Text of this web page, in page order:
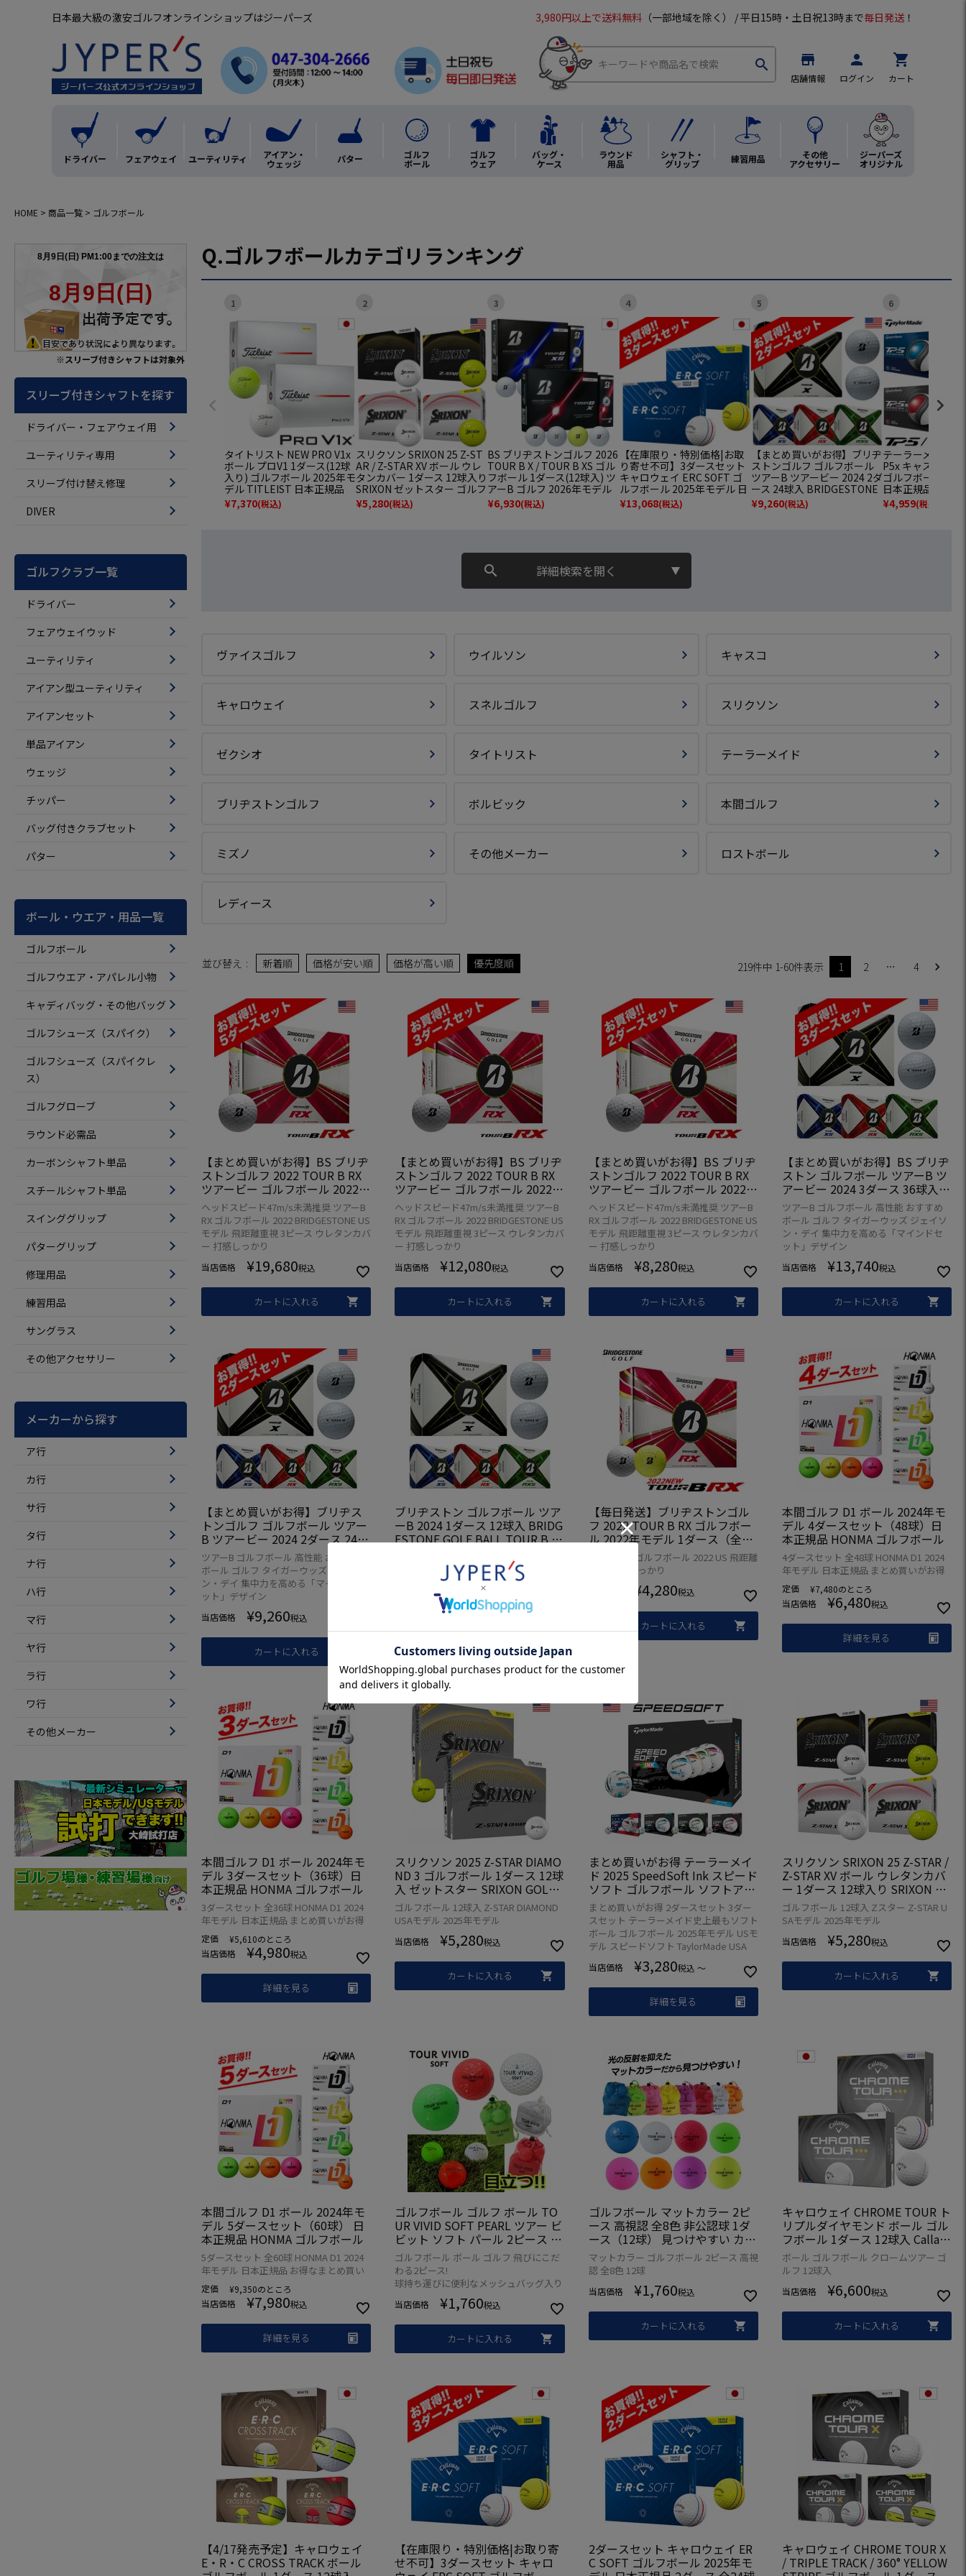
日本最大級の激安ゴルフオンラインショップはジーパーズ 3,980円以上で送料無料 （一部地域を除く） / 平日15時・土日祝13時まで毎日発送 ！
search store
店舗情報
person
ログイン
shopping_cart
カート
ドライバー フェアウェイ ユーティリティ アイアン・
ウェッジ パター ゴルフ
ボール
ゴルフ
ウェア
バッグ・
ケース
ラウンド
用品
シャフト・
グリップ 練習用品 その他
アクセサリー
ジーパーズ
オリジナル
HOME 商品一覧 ゴルフボール
※スリーブ付きシャフトは対象外
スリーブ付きシャフトを探す
ドライバー・フェアウェイ用
ユーティリティ専用
スリーブ付け替え修理
DIVER
ゴルフクラブ一覧
ドライバー
フェアウェイウッド
ユーティリティ
アイアン型ユーティリティ
アイアンセット
単品アイアン
ウェッジ
チッパー
バッグ付きクラブセット
パター
ボール・ウエア・用品一覧
ゴルフボール
ゴルフウエア・アパレル小物
キャディバッグ・その他バッグ
ゴルフシューズ（スパイク）
ゴルフシューズ（スパイクレ
ス）
ゴルフグローブ
ラウンド必需品
カーボンシャフト単品
スチールシャフト単品
スインググリップ
パターグリップ
修理用品
練習用品
サングラス
その他アクセサリー
メーカーから探す
ア行
カ行
サ行
タ行
ナ行
ハ行
マ行
ヤ行
ラ行
ワ行
その他メーカー
Q.ゴルフボールカテゴリランキング
1
タイトリスト NEW PRO V1x
ボール プロV1 1ダース(12球
入り) ゴルフボール 2025年モ
デル TITLEIST 日本正規品
¥7,370(税込)
2
スリクソン SRIXON 25 Z-ST
AR / Z-STAR XV ボール ウレ
タンカバー 1ダース 12球入り
SRIXON ゼットスター ゴルフ
ボール USA直輸入品 2025年
モデル 並行輸入
¥5,280(税込)
3
BS ブリヂストンゴルフ 2026
TOUR B X / TOUR B XS ゴル
フボール 1ダース(12球入) ツ
アーB ゴルフ 2026年モデル
BRIDGESTONE GOLF 日本
正規品
¥6,930(税込)
4
【在庫限り・特別価格|お取
り寄せ不可】3ダースセット
キャロウェイ ERC SOFT ゴ
ルフボール 2025年モデル 日
本正規品 3ダース 全36球
¥13,068(税込)
5
【まとめ買いがお得】ブリヂ
ストンゴルフ ゴルフボール
ツアーB ツアービー 2024 2ダ
ース 24球入 BRIDGESTONE
GOLF BALL TOUR B X XS RX
RXS MindSet ウレタンカバ
¥9,260(税込)
6
テーラーメイド
P5x キャストウ
ゴルフボール 1ダ
日本正規品
¥4,959(税込)
search 詳細検索を開く
ボルビック レディース
Ｑ．イチオシの絞り込み
まとめ買いクーポン対象 V1シリーズ Z－STARシリーズ TP5シリーズ CHROMEシリーズ
Ｑ．在庫なし商品の表示
表示する
Ｑ．価格帯（税別）
円
検索
ヴァイスゴルフ ウイルソン キャスコ
キャロウェイ スネルゴルフ スリクソン
ゼクシオ タイトリスト テーラーメイド
ブリヂストンゴルフ ボルビック 本間ゴルフ
ミズノ その他メーカー ロストボール
レディース
並び替え 新着順 価格が安い順 価格が高い順 優先度順 219件中 1-60件表示 1 2 … 4
【まとめ買いがお得】BS ブリヂ
ストンゴルフ 2022 TOUR B RX
ツアービー ゴルフボール 2022年
モデル 5ダース 60球入 USA直輸
入品【飛距離重視】【打感しっ
かり目】
ヘッドスピード47m/s未満推奨 ツアーB
RX ゴルフボール 2022 BRIDGESTONE US
モデル 飛距離重視 3ピース ウレタンカバ
ー 打感しっかり
当店価格 ¥19,680税込
カートに入れる
【まとめ買いがお得】BS ブリヂ
ストンゴルフ 2022 TOUR B RX
ツアービー ゴルフボール 2022年
モデル 3ダース 36球入 USA直輸
入品【飛距離重視】【打感しっ
かり目】
ヘッドスピード47m/s未満推奨 ツアーB
RX ゴルフボール 2022 BRIDGESTONE US
モデル 飛距離重視 3ピース ウレタンカバ
ー 打感しっかり
当店価格 ¥12,080税込
カートに入れる
【まとめ買いがお得】BS ブリヂ
ストンゴルフ 2022 TOUR B RX
ツアービー ゴルフボール 2022年
モデル 2ダース 24球入 USA直輸
入品【飛距離重視】【打感しっ
かり目】
ヘッドスピード47m/s未満推奨 ツアーB
RX ゴルフボール 2022 BRIDGESTONE US
モデル 飛距離重視 3ピース ウレタンカバ
ー 打感しっかり
当店価格 ¥8,280税込
カートに入れる
【まとめ買いがお得】BS ブリヂ
ストン ゴルフボール ツアーB ツ
アービー 2024 3ダース 36球入 B
RIDGESTONE GOLF BALL TOUR
B X XS RX RXS MindSet ウレタ
ンカバー 3ピース構造 USモデル
並行輸入 USA直輸入品 3ダース
ツアーB ゴルフボール 高性能 おすすめ
ボール ゴルフ タイガーウッズ ジェイソ
ン・デイ 集中力を高める「マインドセ
ット」デザイン
当店価格 ¥13,740税込
カートに入れる
【まとめ買いがお得】ブリヂス
トンゴルフ ゴルフボール ツアー
B ツアービー 2024 2ダース 24球
入 BRIDGESTONE GOLF BALL T
OUR B X XS RX RXS MindSet ウ
レタンカバー 3ピース構造 USモ
デル 並行輸入 USA直輸入品 2ダ
ースセット
ツアーB ゴルフボール 高性能 おすすめ
ボール ゴルフ タイガーウッズ ジェイソ
ン・デイ 集中力を高める「マインドセ
ット」デザイン
当店価格 ¥9,260税込
カートに入れる
ブリヂストン ゴルフボール ツア
ーB 2024 1ダース 12球入 BRIDG
ESTONE GOLF BALL TOUR B X
バー 3ピース構造 USモデル 並行
輸入 USA直輸入品 飛び スピン
ゴルフ ボール 人気
2024NEW ツアーB ゴルフボール 高性能
おすすめ ボール ゴルフ タイガーウッズ
ジェイソン・デイ 集中力を高める「マ
インドセット」デザイン新登場！
¥4,980
カートに入れる
【毎日発送】ブリヂストンゴル
フ 2022 TOUR B RX ゴルフボー
ル 2022年モデル 1ダース（全12
球） レクシー・トンプソン使用
ツアーB RX USA直輸入品【BRID
GESTONE GOLF】【飛距離重
視】【打感しっかり目】【上半
ツアーBRX ゴルフボール 2022 US 飛距離
重視 打感しっかり
¥4,280税込
カートに入れる
本間ゴルフ D1 ボール 2024年モ
デル 4ダースセット（48球）日
本正規品 HONMA ゴルフボール
4ダースセット 全48球 HONMA D1 2024
年モデル 日本正規品 まとめ買いがお得
定価 ¥7,480のところ
当店価格
¥6,480税込
詳細を見る
本間ゴルフ D1 ボール 2024年モ
デル 3ダースセット（36球）日
本正規品 HONMA ゴルフボール
3ダースセット 全36球 HONMA D1 2024
年モデル 日本正規品 まとめ買いがお得
定価 ¥5,610のところ
当店価格
¥4,980税込
詳細を見る
スリクソン 2025 Z-STAR DIAMO
ND 3 ゴルフボール 1ダース 12球
入 ゼットスター SRIXON GOLF
BALL USA直輸入品 並行輸入
ゴルフボール 12球入 Z-STAR DIAMOND
USAモデル 2025年モデル
当店価格 ¥5,280税込
カートに入れる
まとめ買いがお得 テーラーメイ
ド 2025 SpeedSoft Ink スピード
ソフト ゴルフボール ソフトアイ
オノマー 2層構造 USA直輸入品
まとめ買いがお得 2ダースセット 3ダー
スセット テーラーメイド史上最もソフト
ボール ゴルフボール 2025年モデル USモ
デル スピードソフト TaylorMade USA
当店価格 ¥3,280税込 〜
詳細を見る
スリクソン SRIXON 25 Z-STAR /
Z-STAR XV ボール ウレタンカバ
ー 1ダース 12球入り SRIXON ゼ
ットスター ゴルフ ボール USA直
輸入品 2025年モデル 並行輸入
ゴルフボール 12球入 Zスター Z-STAR U
SAモデル 2025年モデル
当店価格 ¥5,280税込
カートに入れる
本間ゴルフ D1 ボール 2024年モ
デル 5ダースセット（60球） 日
本正規品 HONMA ゴルフボール
5ダースセット 全60球 HONMA D1 2024
年モデル 日本正規品 お得なまとめ買い
定価 ¥9,350のところ
当店価格
¥7,980税込
詳細を見る
ゴルフボール ゴルフ ボール TO
UR VIVID SOFT PEARL ツアー ビ
ビット ソフト パール 2ピース デ
ィスタンス 1ダース 12球 メッシ
ュバッグ入り 蛍光 グリーン レッ
ド カラーボール 目立つ 高反発
ゴルフボール ボール ゴルフ 飛びにこだ
わる2ピース!
球持ち運びに便利なメッシュバッグ入り
当店価格 ¥1,760税込
カートに入れる
ゴルフボール マットカラー 2ピ
ース 高視認 全8色 非公認球 1ダ
ース（12球） 見つけやすい カラ
ーボール ボールロスト激減 ジー
パーズオリジナル
マットカラー ゴルフボール 2ピース 高視
認 全8色 12球
当店価格 ¥1,760税込
カートに入れる
キャロウェイ CHROME TOUR ト
リプルダイヤモンド ボール ゴル
フボール 1ダース 12球入 Callaw
ay ゴルフ 2026年モデル ゴルフ
ボール 日本正規品
ボール ゴルフボール クロームツアー ゴ
ルフ 12球入
当店価格 ¥6,600税込
カートに入れる
【4/17発売予定】キャロウェイ
E・R・C CROSS TRACK ボール
【在庫限り・特別価格|お取り寄
せ不可】3ダースセット キャロ
2ダースセット キャロウェイ ER
C SOFT ゴルフボール 2025年モ
キャロウェイ CHROME TOUR X
/ TRIPLE TRACK / 360° YELLOW